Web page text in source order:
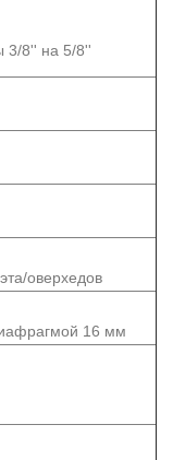
3/8'' на 5/8''
оверхедов
16 мм